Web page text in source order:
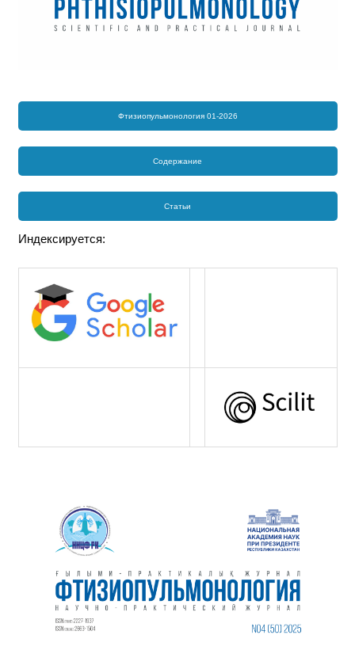
Фтизиопульмонология 01-2026
Содержание
Статьи
Индексируется: